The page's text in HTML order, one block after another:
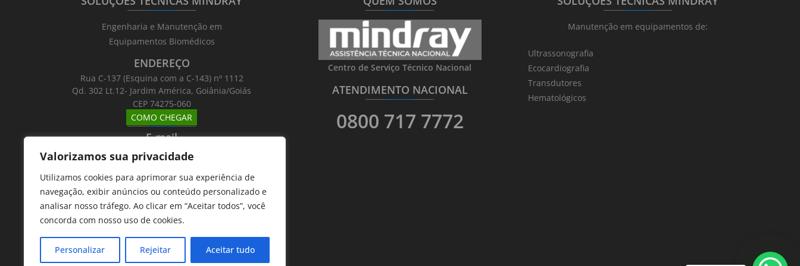
Valorizamos sua privacidade
Utilizamos cookies para aprimorar sua experiência de
navegação, exibir anúncios ou conteúdo personalizado e
analisar nosso tráfego. Ao clicar em “Aceitar todos”, você
concorda com nosso uso de cookies.
Personalizar Rejeitar Aceitar tudo
_______________________
Engenharia e Manutenção em
Equipamentos Biomédicos
ENDEREÇO
Rua C-137 (Esquina com a C-143) nº 1112
Qd. 302 Lt.12- Jardim América, Goiânia/Goiás
CEP 74275-060
COMO CHEGAR
_______________________
E-mail
Email: atntecnologiabrasil@gmail.com
Telefones
_______ ________________
62 9 8610 7777
11 9 7533 5757
_______________________
Centro de Serviço Técnico Nacional
ATENDIMENTO NACIONAL
_______________________
0800 717 7772
_______________________
Manutenção em equipamentos de:
Ultrassonografia
Ecocardiografia
Transdutores
Hematológicos